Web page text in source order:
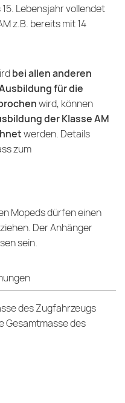
Lebensjahr vollendet
z.B. bereits mit 14
bei allen anderen
für die
wird, können
der Klasse AM
werden. Details
zum
Mopeds dürfen einen
Der Anhänger
sein.
des Zugfahrzeugs
Gesamtmasse des